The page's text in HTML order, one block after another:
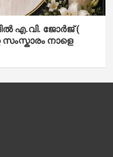
എ.​വി. ജോ​ർ​ജ് (
നാളെ